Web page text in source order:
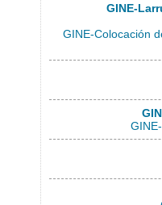
GINE-
GINE-Colocación